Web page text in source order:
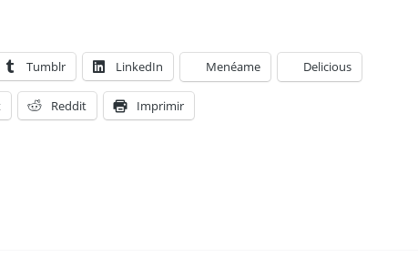
Tumblr LinkedIn Menéame Delicious
Reddit Imprimir